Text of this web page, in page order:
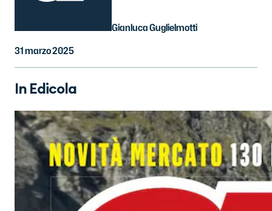
Gianluca Guglielmotti
31 marzo 2025
In Edicola